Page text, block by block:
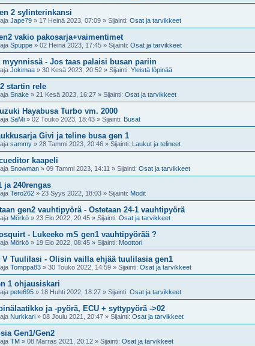
2 sylinterinkansi
Jape79 » 17 Heinä 2023, 07:09 » Sijainti: Osat ja tarvikkeet
vakio pakosarja+vaimentimet
Spuppe » 02 Heinä 2023, 17:45 » Sijainti: Osat ja tarvikkeet
- Jos taas palaisi busan pariin
Jokimaa » 30 Kesä 2023, 20:52 » Sijainti: Yleistä löpinää
startin rele
Snake » 21 Kesä 2023, 16:27 » Sijainti: Osat ja tarvikkeet
Hayabusa Turbo vm. 2000
SaMi » 02 Touko 2023, 18:43 » Sijainti: Busat
Givi ja teline busa gen 1
sammy » 28 Tammi 2023, 20:46 » Sijainti: Laukut ja telineet
kaapeli
Snowman » 09 Tammi 2023, 14:11 » Sijainti: Osat ja tarvikkeet
ja 240rengas
Tero262 » 23 Syys 2022, 18:03 » Sijainti: Modit
gen2 vauhtipyörä - Ostetaan 24-1 vauhtipyörä
Mörkö » 23 Elo 2022, 20:45 » Sijainti: Osat ja tarvikkeet
- Lukeeko mS gen1 vauhtipyörää ?
Mörkö » 19 Elo 2022, 08:45 » Sijainti: Moottori
V Tuulilasi - Olisin vailla ehjää tuulilasia gen1
Tomppa83 » 30 Touko 2022, 14:59 » Sijainti: Osat ja tarvikkeet
1 ohjausiskari
pete695 » 18 Huhti 2022, 18:27 » Sijainti: Osat ja tarvikkeet
ja -pyörä, ECU + syttypyörä ->02
Nurkkari » 08 Joulu 2021, 20:47 » Sijainti: Osat ja tarvikkeet
Gen1/Gen2
TM » 08 Marras 2021, 20:12 » Sijainti: Osat ja tarvikkeet